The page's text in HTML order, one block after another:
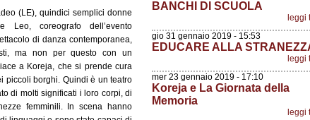
(LE), quindici semplici donne
coreografo dell’evento
di danza contemporanea,
ma non per questo con un
a Koreja, che si prende cura
piccoli borghi. Quindi è un teatro
di molti significati i loro corpi, di
femminili. In scena hanno
BANCHI DI SCUOLA
leggi
gio 31 gennaio 2019 - 15:53
EDUCARE ALLA
leggi
mer 23 gennaio 2019 - 17:10
Koreja e La Giornata della
Memoria
leggi